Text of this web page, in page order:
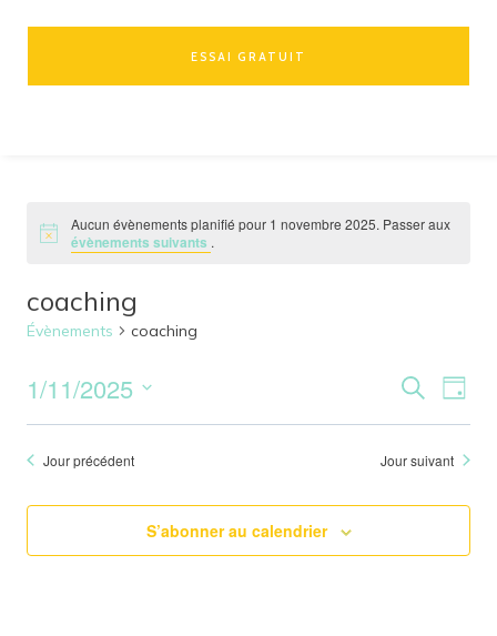
ESSAI GRATUIT
Aucun évènements planifié pour 1 novembre 2025. Passer aux
évènements suivants .
coaching
Évènements coaching
Recherche
de
Jour
1/11/2025
date.
Jour précédent Jour suivant
S’abonner au calendrier